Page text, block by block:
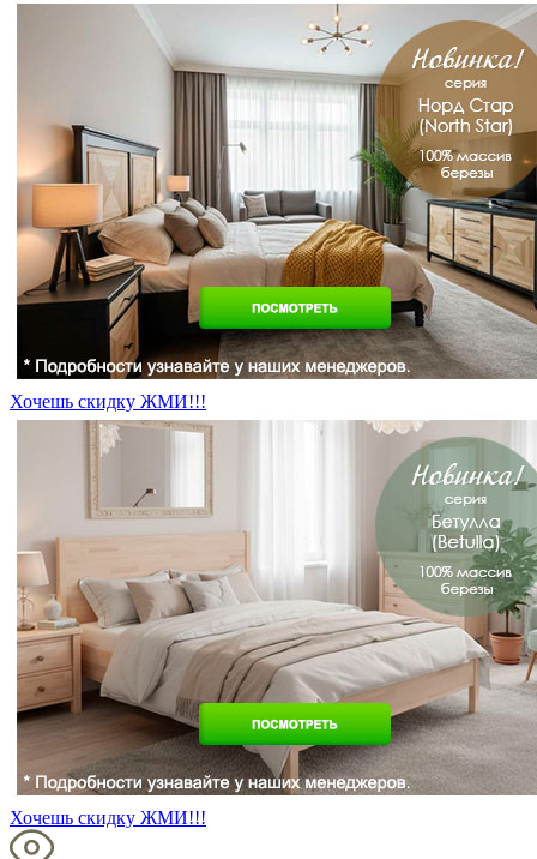
Хочешь скидку ЖМИ!!!
Хочешь скидку ЖМИ!!!